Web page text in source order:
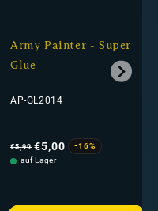
Army Painter - Super
Glue
AP-GL2014
Preis
€5,99 €5,00
-16%
auf Lager